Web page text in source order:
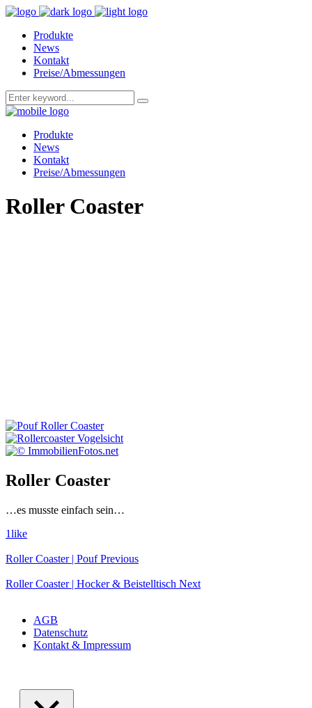
Produkte
News
Kontakt
Preise/Abmessungen
Produkte
News
Kontakt
Preise/Abmessungen
Roller Coaster
Roller Coaster
…es musste einfach sein…
1like
Roller Coaster | PoufPrevious
Roller Coaster | Hocker & Beistelltisch Next
AGB
Datenschutz
Kontakt & Impressum